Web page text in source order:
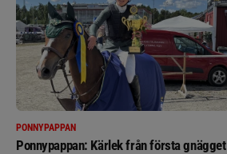
PONNYPAPPAN
Ponnypappan: Kärlek från första gnägget